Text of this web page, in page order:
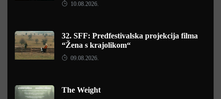
10.08.2026.
32. SFF: Predfestivalska projekcija filma
“Žena s krajolikom“
09.08.2026.
The Weight